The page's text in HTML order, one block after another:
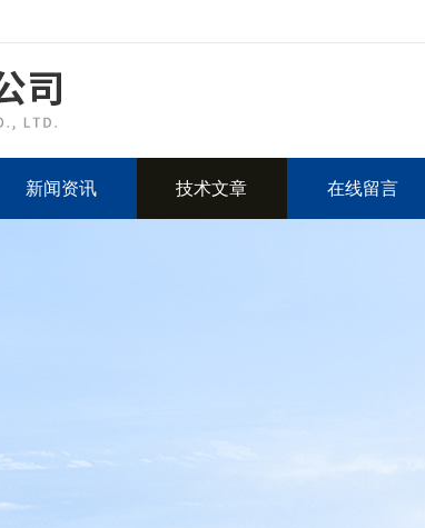
新闻资讯 技术文章 在线留言